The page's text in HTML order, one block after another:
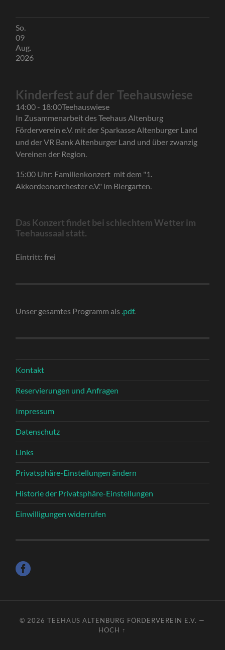
So.
09
Aug.
2026
Kinderfest auf der Teehauswiese
14:00 - 18:00Teehauswiese
In Zusammenarbeit des Teehaus Altenburg
Förderverein e.V. mit der Sparkasse Altenburger Land
und der VR Bank Altenburger Land und über zwanzig
Vereinen der Region.
15:00 Uhr: Familienkonzert mit dem "1.
Akkordeonorchester e.V." im Biergarten.
Das Konzert findet bei schlechtem Wetter im
Teehaussaal statt.
Eintritt: frei
Unser gesamtes Programm als .pdf.
Kontakt
Reservierungen und Anfragen
Impressum
Datenschutz
Links
Privatsphäre-Einstellungen ändern
Historie der Privatsphäre-Einstellungen
Einwilligungen widerrufen
© 2026TEEHAUS ALTENBURG FÖRDERVEREIN E.V. —
HOCH ↑